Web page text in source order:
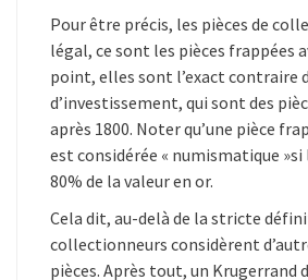
Pour être précis, les pièces de
légal, ce sont les pièces frappées
point, elles sont l’exact contraire
d’investissement, qui sont des
après 1800. Noter qu’une pièce
est considérée « numismatique »si
80% de la valeur en or.
Cela dit, au-delà de la stricte
collectionneurs considèrent
pièces. Après tout, un Krugerrand